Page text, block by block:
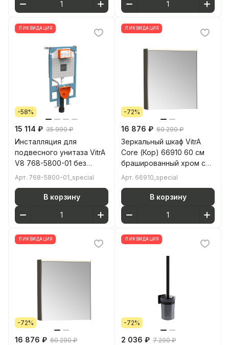
ЛИКВИДАЦИЯ
-58%
15 114 ₽ 35 990 ₽
Инсталляция для
подвесного унитаза VitrA
V8 768-5800-01 без
кнопки смыва
Арт. 768-5800-01_special
В корзину
ЛИКВИДАЦИЯ
-72%
16 876 ₽ 60 290 ₽
Зеркальный шкаф VitrA
Core (Кор) 66910 60 см
брашированный хром с
подвесткой петли справа
Арт. 66910_special
В корзину
ЛИКВИДАЦИЯ
-72%
16 876 ₽ 60 290 ₽
ЛИКВИДАЦИЯ
-72%
2 036 ₽ 7 290 ₽